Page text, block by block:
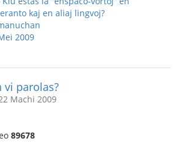
kaj en aliaj lingvoj?
2009
vi parolas?
Machi 2009
89678